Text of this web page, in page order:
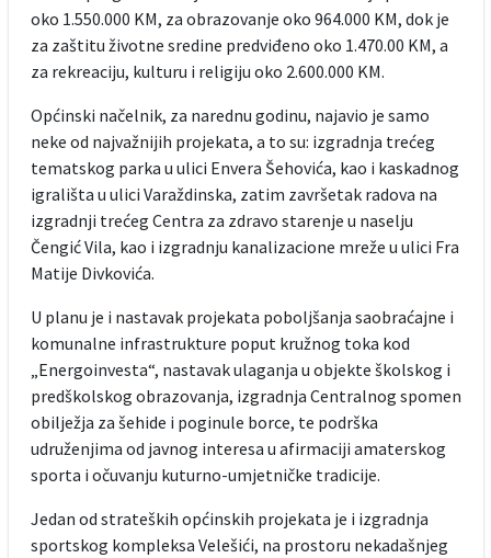
oko 1.550.000 KM, za obrazovanje oko 964.000 KM, dok je
za zaštitu životne sredine predviđeno oko 1.470.00 KM, a
za rekreaciju, kulturu i religiju oko 2.600.000 KM.
Općinski načelnik, za narednu godinu, najavio je samo
neke od najvažnijih projekata, a to su: izgradnja trećeg
tematskog parka u ulici Envera Šehovića, kao i kaskadnog
igrališta u ulici Varaždinska, zatim završetak radova na
izgradnji trećeg Centra za zdravo starenje u naselju
Čengić Vila, kao i izgradnju kanalizacione mreže u ulici Fra
Matije Divkovića.
U planu je i nastavak projekata poboljšanja saobraćajne i
komunalne infrastrukture poput kružnog toka kod
„Energoinvesta“, nastavak ulaganja u objekte školskog i
predškolskog obrazovanja, izgradnja Centralnog spomen
obilježja za šehide i poginule borce, te podrška
udruženjima od javnog interesa u afirmaciji amaterskog
sporta i očuvanju kuturno-umjetničke tradicije.
Jedan od strateških općinskih projekata je i izgradnja
sportskog kompleksa Velešići, na prostoru nekadašnjeg